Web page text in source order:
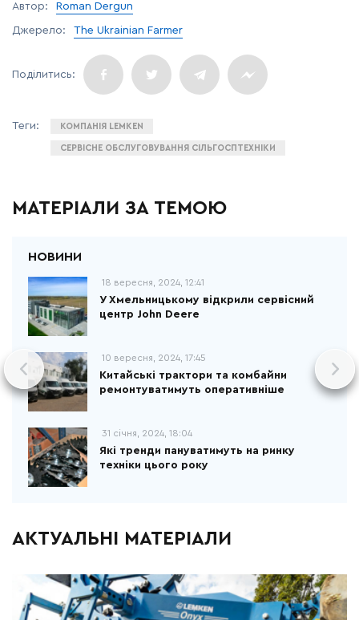
Автор: Roman Dergun
Джерело: The Ukrainian Farmer
КОМПАНІЯ LEMKEN
СЕРВІСНЕ ОБСЛУГОВУВАННЯ СІЛЬГОСПТЕХНІКИ
МАТЕРІАЛИ ЗА ТЕМОЮ
18 вересня, 2024, 12:41
У Хмельницькому відкрили сервісний
центр John Deere
10 вересня, 2024, 17:45
Китайські трактори та комбайни
ремонтуватимуть оперативніше
31 січня, 2024, 18:04
Які тренди пануватимуть на ринку
техніки цього року
АКТУАЛЬНІ МАТЕРІАЛИ